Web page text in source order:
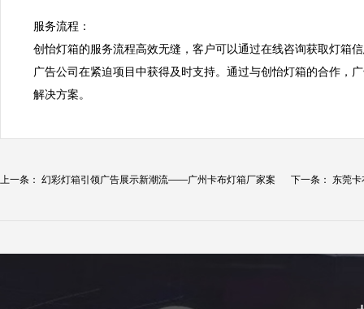
服务流程：
创怡灯箱的服务流程高效无缝，客户可以通过在线咨询获取灯箱
广告公司在紧迫项目中获得及时支持。通过与创怡灯箱的合作，
解决方案。
上一条： 幻彩灯箱引领广告展示新潮流——广州卡布灯箱厂家案
下一条： 东莞